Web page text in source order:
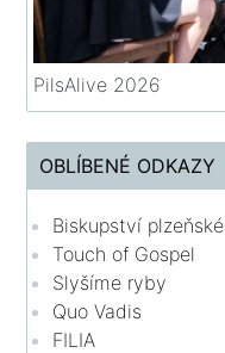
PilsAlive 2026
OBLÍBENÉ ODKAZY
Biskupství plzeňské
Touch of Gospel
Slyšíme ryby
Quo Vadis
FILIA